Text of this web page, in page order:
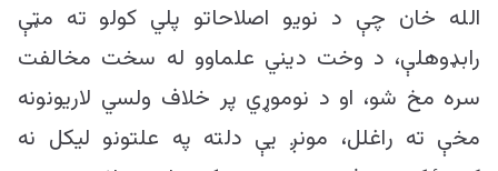
الله خان چې د نویو اصلاحاتو پلي کولو ته مټې
رابډوهلې، د وخت دیني علماوو له سخت مخالفت
سره مخ شو، او د نوموړي پر خلاف ولسي لاریونونه
مخې ته راغلل، مونږ یې دلته په علتونو لیکل نه